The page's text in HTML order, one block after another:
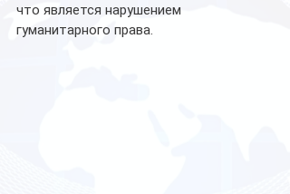
что является нарушением
гуманитарного права.